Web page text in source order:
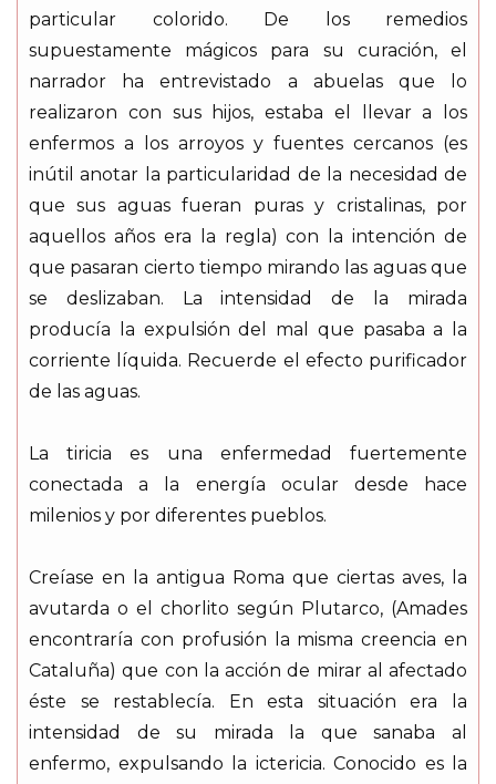
particular colorido. De los remedios
supuestamente mágicos para su curación, el
narrador ha entrevistado a abuelas que lo
realizaron con sus hijos, estaba el llevar a los
enfermos a los arroyos y fuentes cercanos (es
inútil anotar la particularidad de la necesidad de
que sus aguas fueran puras y cristalinas, por
aquellos años era la regla) con la intención de
que pasaran cierto tiempo mirando las aguas que
se deslizaban. La intensidad de la mirada
producía la expulsión del mal que pasaba a la
corriente líquida. Recuerde el efecto purificador
de las aguas.
La tiricia es una enfermedad fuertemente
conectada a la energía ocular desde hace
milenios y por diferentes pueblos.
Creíase en la antigua Roma que ciertas aves, la
avutarda o el chorlito según Plutarco, (Amades
encontraría con profusión la misma creencia en
Cataluña) que con la acción de mirar al afectado
éste se restablecía. En esta situación era la
intensidad de su mirada la que sanaba al
enfermo, expulsando la ictericia. Conocido es la